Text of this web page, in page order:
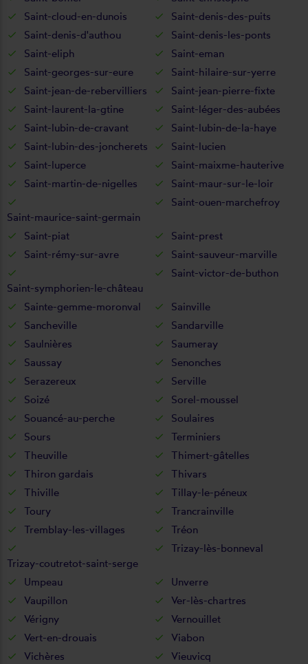
Saint-cloud-en-dunois
Saint-denis-des-puits
Saint-denis-d'authou
Saint-denis-les-ponts
Saint-eliph
Saint-eman
Saint-georges-sur-eure
Saint-hilaire-sur-yerre
Saint-jean-de-rebervilliers
Saint-jean-pierre-fixte
Saint-laurent-la-gtine
Saint-léger-des-aubées
Saint-lubin-de-cravant
Saint-lubin-de-la-haye
Saint-lubin-des-joncherets
Saint-lucien
Saint-luperce
Saint-maixme-hauterive
Saint-martin-de-nigelles
Saint-maur-sur-le-loir
Saint-maurice-saint-germain
Saint-ouen-marchefroy
Saint-piat
Saint-prest
Saint-rémy-sur-avre
Saint-sauveur-marville
Saint-symphorien-le-château
Saint-victor-de-buthon
Sainte-gemme-moronval
Sainville
Sancheville
Sandarville
Saulnières
Saumeray
Saussay
Senonches
Serazereux
Serville
Soizé
Sorel-moussel
Souancé-au-perche
Soulaires
Sours
Terminiers
Theuville
Thimert-gâtelles
Thiron gardais
Thivars
Thiville
Tillay-le-péneux
Toury
Trancrainville
Tremblay-les-villages
Tréon
Trizay-coutretot-saint-serge
Trizay-lès-bonneval
Umpeau
Unverre
Vaupillon
Ver-lès-chartres
Vérigny
Vernouillet
Vert-en-drouais
Viabon
Vichères
Vieuvicq